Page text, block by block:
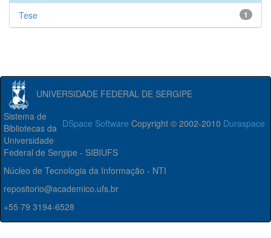
1
Tese
UNIVERSIDADE FEDERAL DE SERGIPE
DSpace Software Copyright © 2002-2010 Duraspace
Sistema de
Bibliotecas da
Universidade
Federal de Sergipe - SIBIUFS
Núcleo de Tecnologia da Informação - NTI
repositorio@academico.ufs.br
+55 79 3194-6528